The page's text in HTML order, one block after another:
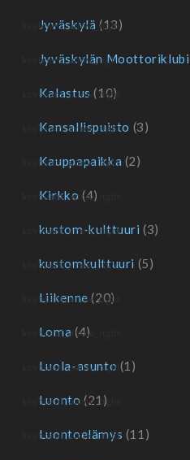
Jyväskylä (13)
Jyväskylän Moottoriklubi
Kalastus (10)
Kansallispuisto (3)
Kauppapaikka (2)
Kirkko (4)
kustom-kulttuuri (3)
kustomkulttuuri (5)
Liikenne (20)
Loma (4)
Luola-asunto (1)
Luonto (21)
Luontoelämys (11)